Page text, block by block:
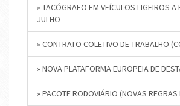
» TACÓGRAFO EM VEÍCULOS LIGEIROS A
JULHO
» CONTRATO COLETIVO DE TRABALHO
» NOVA PLATAFORMA EUROPEIA DE
» PACOTE RODOVIÁRIO (NOVAS REGRAS